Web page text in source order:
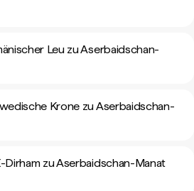
Leu zu Aserbaidschan-
Krone zu Aserbaidschan-
Dirham zu Aserbaidschan-Manat